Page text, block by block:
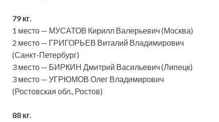
79 кг.
1 место — МУСАТОВ Кирилл Валерьевич (Москва)
2 место — ГРИГОРЬЕВ Виталий Владимирович
(Санкт-Петербург)
3 место — БИРКИН Дмитрий Васильевич (Липецк)
3 место — УГРЮМОВ Олег Владимирович
(Ростовская обл., Ростов)
88 кг.